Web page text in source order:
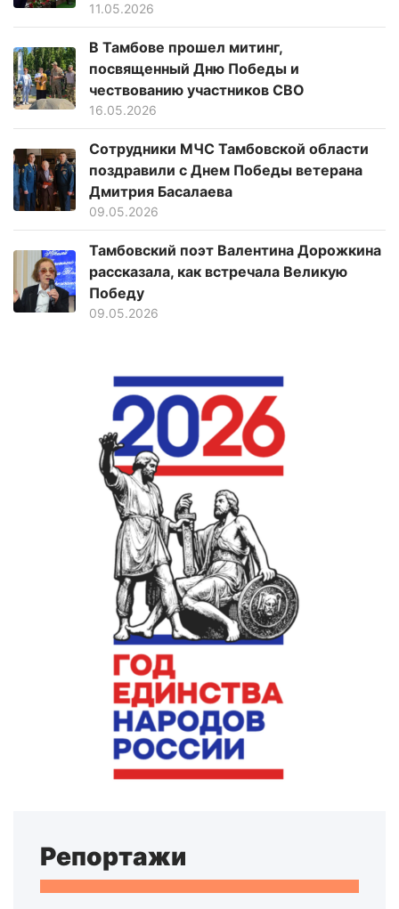
11.05.2026
В Тамбове прошел митинг,
посвященный Дню Победы и
чествованию участников СВО
16.05.2026
Сотрудники МЧС Тамбовской области
поздравили с Днем Победы ветерана
Дмитрия Басалаева
09.05.2026
Тамбовский поэт Валентина Дорожкина
рассказала, как встречала Великую
Победу
09.05.2026
Репортажи